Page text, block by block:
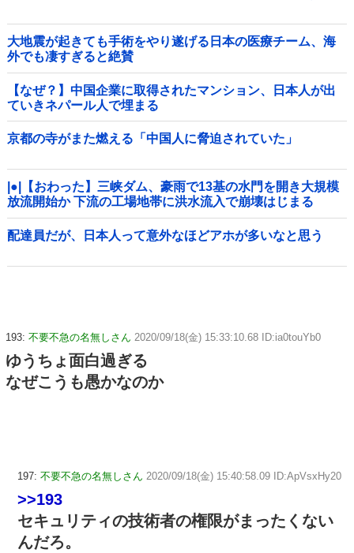
大地震が起きても手術をやり遂げる日本の医療チーム、海
外でも凄すぎると絶賛
【なぜ？】中国企業に取得されたマンション、日本人が出
ていきネパール人で埋まる
京都の寺がまた燃える「中国人に脅迫されていた」
|●|【おわった】三峡ダム、豪雨で13基の水門を開き大規模
放流開始か 下流の工場地帯に洪水流入で崩壊はじまる
配達員だが、日本人って意外なほどアホが多いなと思う
193: 不要不急の名無しさん 2020/09/18(金) 15:33:10.68 ID:ia0touYb0
ゆうちょ面白過ぎる
なぜこうも愚かなのか
197: 不要不急の名無しさん 2020/09/18(金) 15:40:58.09 ID:ApVsxHy20
>>193
セキュリティの技術者の権限がまったくない
んだろ。